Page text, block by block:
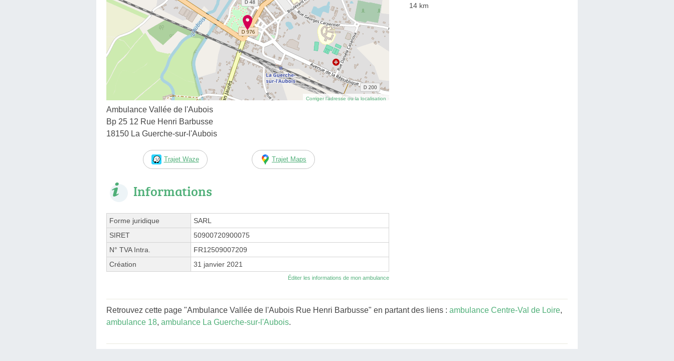
Corriger l’adresse ou la localisation
Ambulance Vallée de l'Aubois
Bp 25 12 Rue Henri Barbusse
18150 La Guerche-sur-l'Aubois
Trajet Waze Trajet Maps
Informations
Forme juridique
SARL
SIRET
50900720900075
N° TVA Intra.
FR12509007209
Création
31 janvier 2021
Éditer les informations de mon ambulance
14 km
Retrouvez cette page "Ambulance Vallée de l'Aubois Rue Henri Barbusse" en partant des liens : ambulance Centre-Val de Loire,
ambulance 18, ambulance La Guerche-sur-l'Aubois.